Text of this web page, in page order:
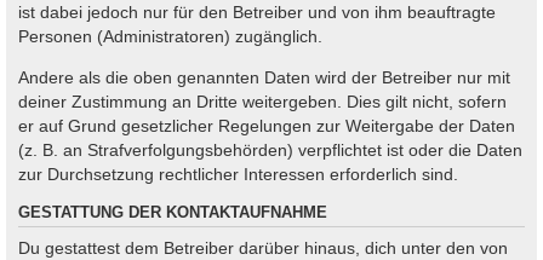
ist dabei jedoch nur für den Betreiber und von ihm beauftragte
Personen (Administratoren) zugänglich.
Andere als die oben genannten Daten wird der Betreiber nur mit
deiner Zustimmung an Dritte weitergeben. Dies gilt nicht, sofern
er auf Grund gesetzlicher Regelungen zur Weitergabe der Daten
(z. B. an Strafverfolgungsbehörden) verpflichtet ist oder die Daten
zur Durchsetzung rechtlicher Interessen erforderlich sind.
GESTATTUNG DER KONTAKTAUFNAHME
Du gestattest dem Betreiber darüber hinaus, dich unter den von